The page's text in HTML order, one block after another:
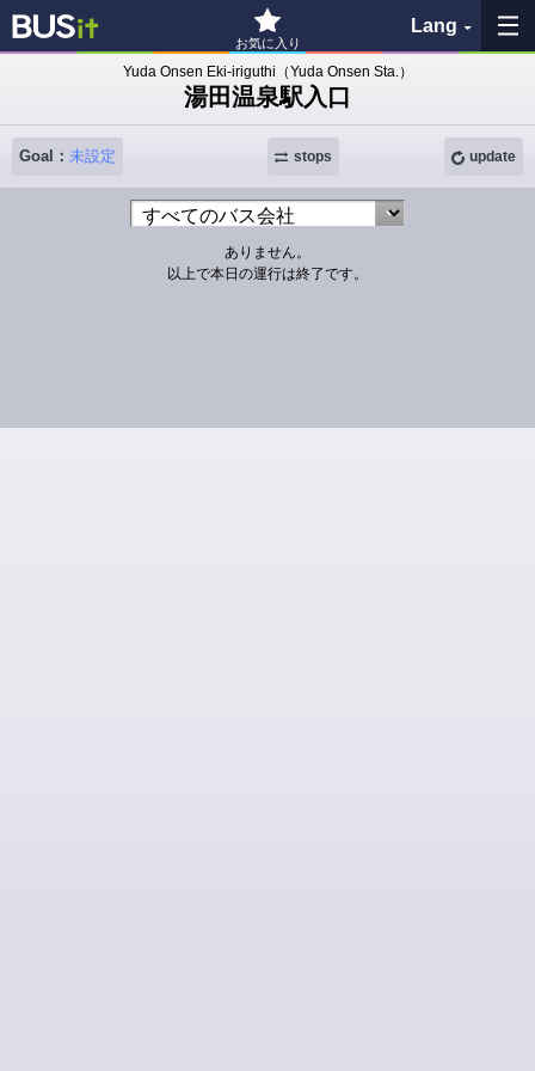
お気に入り
Lang
My Favorites
History
See the map
Search bus stop
Yuda Onsen Eki-iriguthi（Yuda Onsen Sta.）
湯田温泉駅入口
Goal： 未設定 update
stops
ありません。
以上で本日の運行は終了です。